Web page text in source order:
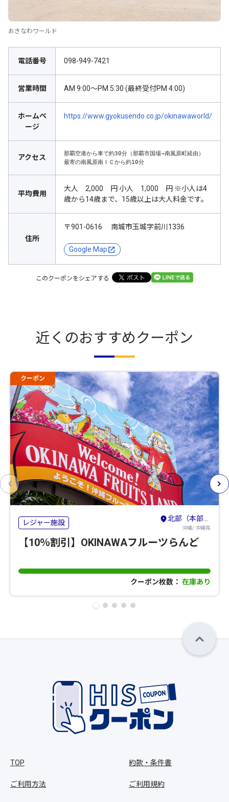
おきなわワールド
電話番号 098-949-7421
営業時間 AM 9:00～PM 5:30 (最終受付PM 4:00)
ホームペ
ージ
https://www.gyokusendo.co.jp/okinawaworld/
アクセス
那覇空港から車で約30分（那覇市国場→南風原町経由）
最寄の南風原南ＩＣから約10分
平均費用
大人 2,000 円 小人 1,000 円 ※小人は4
歳から14歳まで、15歳以上は大人料金です。
住所
〒901-0616 南城市玉城字前川1336
Google Map
このクーポンをシェアする
近くのおすすめクーポン
クーポン
レジャー施設 北部（本部・名護・国頭）
沖縄/ 沖縄県
【10％割引】OKINAWAフルーツらんど
クーポン枚数： 在庫あり
TOP
ご利用方法
約款・条件書
ご利用規約